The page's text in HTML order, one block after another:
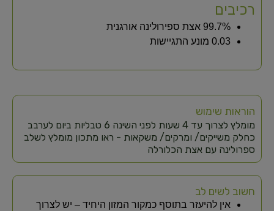
רכיבים
99.7% אצת ספירולינה אורגנית
0.03 מונע התגיישות
הוראות שימוש
מומלץ לצרוך עד 4 שעות לפני השינה 6 טבליות ביום לערבב
כחלק משייקים/ ומרקים/ משקאות - ראו מתכון מומלץ לשלב
ספרולינה עם אצת הכלורלה
חשוב לשים לב
אין להיעזר בתוסף כמקור המזון היחיד – יש לצרוך